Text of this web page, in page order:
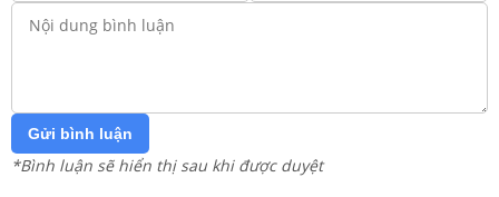
Gửi bình luận
*Bình luận sẽ hiển thị sau khi được duyệt